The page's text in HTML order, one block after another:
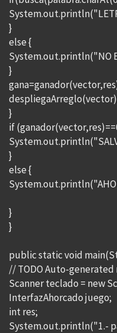
}
else {
System.out.println("NO
}
}
if
}
else {
}
}
public static void
// TODO Auto-
Scanner teclado = new
InterfazAhorcado juego;
int res;
System.out.println("1.-